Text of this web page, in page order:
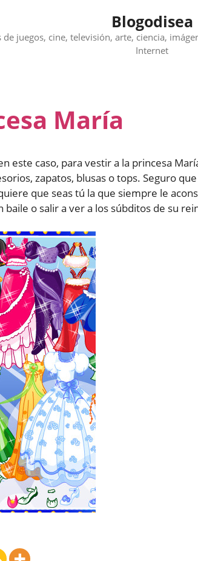
Blogodisea
juegos, cine, televisión, arte, ciencia,
Internet
María
este caso, para vestir a la princesa
zapatos, blusas o tops. Seguro
que seas tú la que siempre le
baile o salir a ver a los súbditos de su